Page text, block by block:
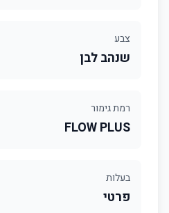
צבע
שנהב לבן
רמת גימור
FLOW PLUS
בעלות
פרטי